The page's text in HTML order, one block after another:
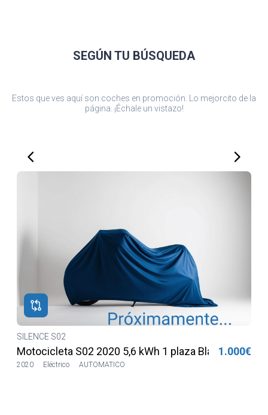
SEGÚN TU BÚSQUEDA
Estos que ves aquí son coches en promoción. Lo mejorcito de la
página. ¡Échale un vistazo!
2020 5,6 kWh 1 plaza Blanca1.000€ Motocicleta S02